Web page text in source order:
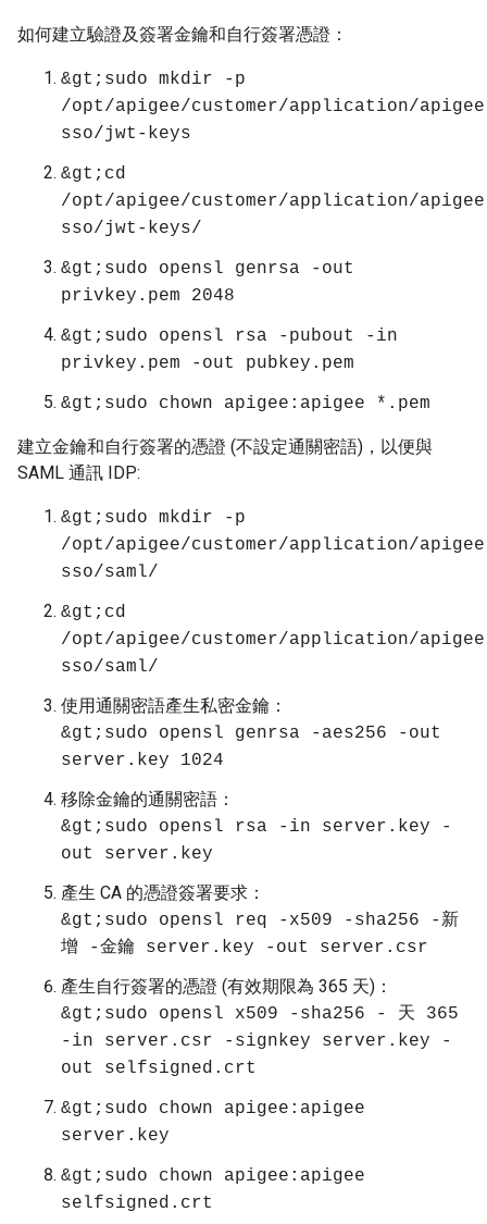
如何建立驗證及簽署金鑰和自行簽署憑證：
&gt;sudo mkdir -p
/opt/apigee/customer/application/
sso/jwt-keys
&gt;cd
/opt/apigee/customer/application/
sso/jwt-keys/
&gt;sudo opensl genrsa -out
privkey.pem 2048
&gt;sudo opensl rsa -pubout -in
privkey.pem -out pubkey.pem
&gt;sudo chown apigee:apigee *.pem
建立金鑰和自行簽署的憑證 (不設定通關密語)，以便與
SAML 通訊 IDP:
&gt;sudo mkdir -p
/opt/apigee/customer/application/
sso/saml/
&gt;cd
/opt/apigee/customer/application/
sso/saml/
使用通關密語產生私密金鑰：
&gt;sudo opensl genrsa -aes256 -out
server.key 1024
移除金鑰的通關密語：
&gt;sudo opensl rsa -in server.key -
out server.key
產生 CA 的憑證簽署要求：
&gt;sudo opensl req -x509 -sha256 -新
增 -金鑰 server.key -out server.csr
產生自行簽署的憑證 (有效期限為 365 天)：
&gt;sudo opensl x509 -sha256 - 天 365
-in server.csr -signkey server.key -
out selfsigned.crt
&gt;sudo chown apigee:apigee
server.key
&gt;sudo chown apigee:apigee
selfsigned.crt